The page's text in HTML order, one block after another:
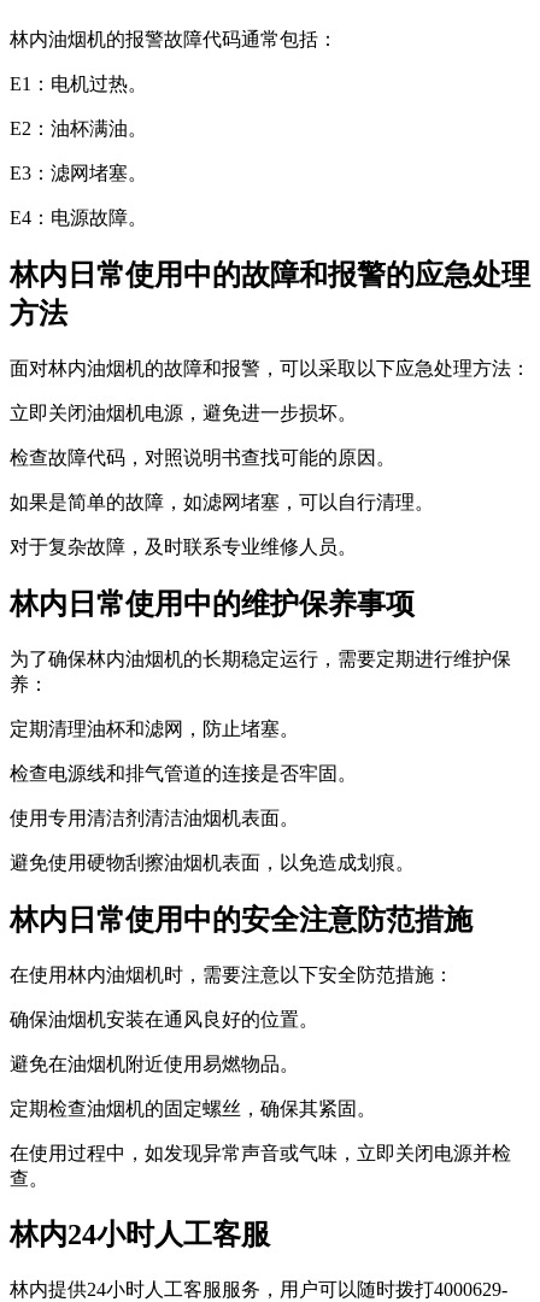
林内油烟机的报警故障代码通常包括：
E1：电机过热。
E2：油杯满油。
E3：滤网堵塞。
E4：电源故障。
林内日常使用中的故障和报警的应急处理
方法
面对林内油烟机的故障和报警，可以采取以下应急处理方法：
立即关闭油烟机电源，避免进一步损坏。
检查故障代码，对照说明书查找可能的原因。
如果是简单的故障，如滤网堵塞，可以自行清理。
对于复杂故障，及时联系专业维修人员。
林内日常使用中的维护保养事项
为了确保林内油烟机的长期稳定运行，需要定期进行维护保
养：
定期清理油杯和滤网，防止堵塞。
检查电源线和排气管道的连接是否牢固。
使用专用清洁剂清洁油烟机表面。
避免使用硬物刮擦油烟机表面，以免造成划痕。
林内日常使用中的安全注意防范措施
在使用林内油烟机时，需要注意以下安全防范措施：
确保油烟机安装在通风良好的位置。
避免在油烟机附近使用易燃物品。
定期检查油烟机的固定螺丝，确保其紧固。
在使用过程中，如发现异常声音或气味，立即关闭电源并检
查。
林内24小时人工客服
林内提供24小时人工客服服务，用户可以随时拨打4000629-